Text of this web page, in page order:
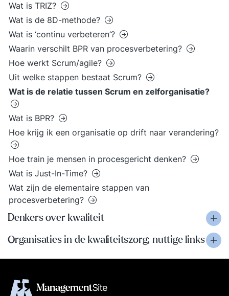
Wat is TRIZ?
Wat is de 8D-methode?
Wat is ‘continu verbeteren’?
Waarin verschilt BPR van procesverbetering?
Hoe werkt Scrum/agile?
Uit welke stappen bestaat Scrum?
Wat is de relatie tussen Scrum en zelforganisatie?
Wat is BPR?
Hoe krijg ik een organisatie op drift naar verandering?
Hoe train je mensen in procesgericht denken?
Wat is Just-In-Time?
Wat zijn de elementaire stappen van
procesverbetering?
Denkers over kwaliteit
Organisaties in de kwaliteitszorg; nuttige links